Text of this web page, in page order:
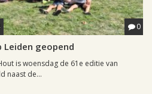
0
Leiden geopend
is woensdag de 61e editie van
naast de...